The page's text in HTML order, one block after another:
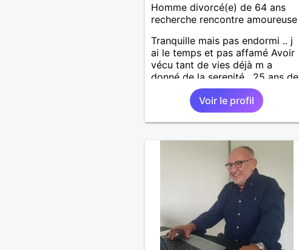
Homme divorcé(e) de 64 ans
recherche rencontre amoureuse
Tranquille mais pas endormi .. j
ai le temps et pas affamé Avoir
vécu tant de vies déjà m a
donné de la serenité , 25 ans de
pays lointains m ont ouvert les
yeux sur la vérité , tout est
futilité si ce N est de vivre à
deux … mais Pas À n importe
fond du cœur ❤️ avec force et
détermination Alors soyons
proches , comprenons nous ,
vivons à fond le temps qu il
nous reste … évitons les bla-bla
ridicules et soyons vrais … ne
soyons pas pressés ..
Voir le profil